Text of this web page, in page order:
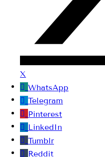
X
WhatsApp
Telegram
Pinterest
LinkedIn
Tumblr
Reddit